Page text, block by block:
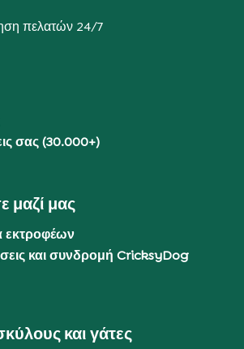
πελατών 24/7
σας (30.000+)
μαζί μας
εκτροφέων
και συνδρομή CricksyDog
και γάτες